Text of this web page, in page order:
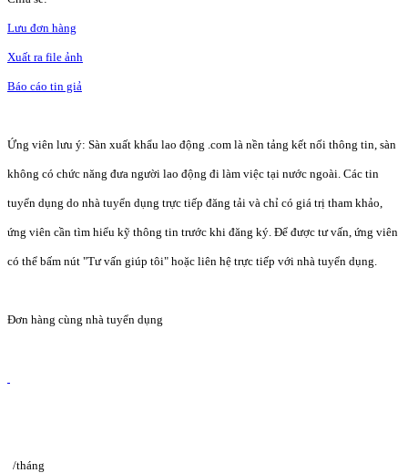
Lưu đơn hàng
Xuất ra file ảnh
Báo cáo tin giả
Ứng viên lưu ý: Sàn xuất khẩu lao động .com là nền tảng kết nối thông tin, sàn
không có chức năng đưa người lao động đi làm việc tại nước ngoài. Các tin
tuyển dụng do nhà tuyển dụng trực tiếp đăng tải và chỉ có giá trị tham khảo,
ứng viên cần tìm hiểu kỹ thông tin trước khi đăng ký. Để được tư vấn, ứng viên
có thể bấm nút "Tư vấn giúp tôi" hoặc liên hệ trực tiếp với nhà tuyển dụng.
Đơn hàng cùng nhà tuyển dụng
/tháng